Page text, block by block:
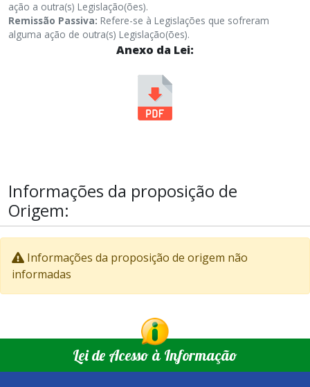
ação a outra(s) Legislação(ões).
Remissão Passiva: Refere-se à Legislações que sofreram
alguma ação de outra(s) Legislação(ões).
Anexo da Lei:
Informações da proposição de
Origem:
Informações da proposição de origem não
informadas
Lei de Acesso à Informação